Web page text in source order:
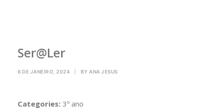
Alunos
Pessoal
Projetos
Ser@Ler
6 DE JANEIRO, 2024 BY ANA JESUS
Categories: 3º ano